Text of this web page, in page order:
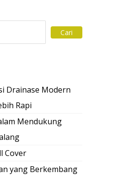
Drainase Modern
Rapi
Mendukung
Cover
yang Berkembang